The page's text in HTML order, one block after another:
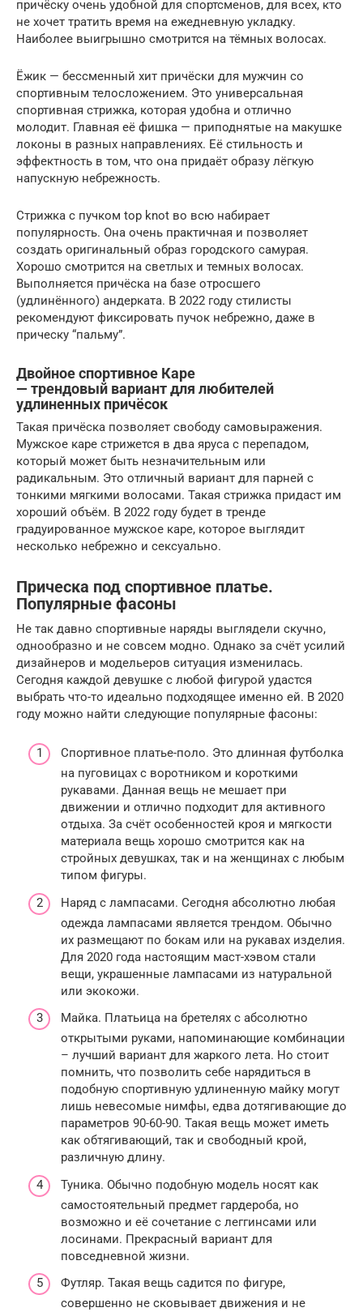
причёску очень удобной для спортсменов, для всех, кто
не хочет тратить время на ежедневную укладку.
Наиболее выигрышно смотрится на тёмных волосах.
Ёжик — бессменный хит причёски для мужчин со
спортивным телосложением. Это универсальная
спортивная стрижка, которая удобна и отлично
молодит. Главная её фишка — приподнятые на макушке
локоны в разных направлениях. Её стильность и
эффектность в том, что она придаёт образу лёгкую
напускную небрежность.
Стрижка с пучком top knot во всю набирает
популярность. Она очень практичная и позволяет
создать оригинальный образ городского самурая.
Хорошо смотрится на светлых и темных волосах.
Выполняется причёска на базе отросшего
(удлинённого) андерката. В 2022 году стилисты
рекомендуют фиксировать пучок небрежно, даже в
прическу “пальму”.
Двойное спортивное Каре
— трендовый вариант для любителей
удлиненных причёсок
Такая причёска позволяет свободу самовыражения.
Мужское каре стрижется в два яруса с перепадом,
который может быть незначительным или
радикальным. Это отличный вариант для парней с
тонкими мягкими волосами. Такая стрижка придаст им
хороший объём. В 2022 году будет в тренде
градуированное мужское каре, которое выглядит
несколько небрежно и сексуально.
Прическа под спортивное платье.
Популярные фасоны
Не так давно спортивные наряды выглядели скучно,
однообразно и не совсем модно. Однако за счёт усилий
дизайнеров и модельеров ситуация изменилась.
Сегодня каждой девушке с любой фигурой удастся
выбрать что-то идеально подходящее именно ей. В 2020
году можно найти следующие популярные фасоны:
Спортивное платье-поло. Это длинная футболка
на пуговицах с воротником и короткими
рукавами. Данная вещь не мешает при
движении и отлично подходит для активного
отдыха. За счёт особенностей кроя и мягкости
материала вещь хорошо смотрится как на
стройных девушках, так и на женщинах с любым
типом фигуры.
Наряд с лампасами. Сегодня абсолютно любая
одежда лампасами является трендом. Обычно
их размещают по бокам или на рукавах изделия.
Для 2020 года настоящим маст-хэвом стали
вещи, украшенные лампасами из натуральной
или экокожи.
Майка. Платьица на бретелях с абсолютно
открытыми руками, напоминающие комбинации
– лучший вариант для жаркого лета. Но стоит
помнить, что позволить себе нарядиться в
подобную спортивную удлиненную майку могут
лишь невесомые нимфы, едва дотягивающие до
параметров 90-60-90. Такая вещь может иметь
как обтягивающий, так и свободный крой,
различную длину.
Туника. Обычно подобную модель носят как
самостоятельный предмет гардероба, но
возможно и её сочетание с леггинсами или
лосинами. Прекрасный вариант для
повседневной жизни.
Футляр. Такая вещь садится по фигуре,
совершенно не сковывает движения и не